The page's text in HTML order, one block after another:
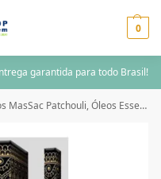
0
garantida para todo Brasil!
Patchouli, Óleos Essenciais e Ervas